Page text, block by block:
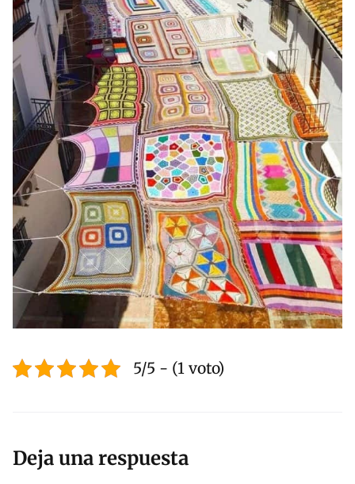
5/5 - (1 voto)
Deja una respuesta